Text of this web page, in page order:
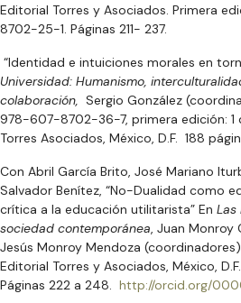
Editorial Torres y Asociados. Primera
8702-25-1. Páginas 211- 237.
“Identidad e intuiciones morales en
Universidad: Humanismo,
colaboración, Sergio González
978-607-8702-36-7, primera edición: 1
Torres Asociados, México, D.F. 188
Con Abril García Brito, José Mariano
Salvador Benítez, “No-Dualidad como
crítica a la educación utilitarista” En Las
sociedad contemporánea, Juan Monroy
Jesús Monroy Mendoza
Editorial Torres y Asociados, México,
Páginas 222 a 248. http://orcid.org/